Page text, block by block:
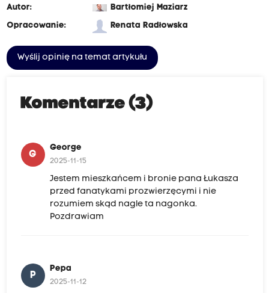
Autor:
Bartłomiej Maziarz
Opracowanie:
Renata Radłowska
Wyślij opinię na temat artykułu
Komentarze (3)
G
George
2025-11-15
Jestem mieszkańcem i bronie pana Łukasza
przed fanatykami prozwierzęcymi i nie
rozumiem skąd nagle ta nagonka.
Pozdrawiam
P
Pepa
2025-11-12